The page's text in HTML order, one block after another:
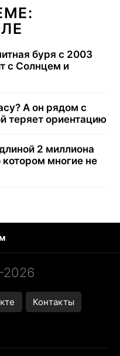
буря с 2003
с Солнцем и
А он рядом с
теряет ориентацию
2 миллиона
многие не
в океанариуме
Контакты